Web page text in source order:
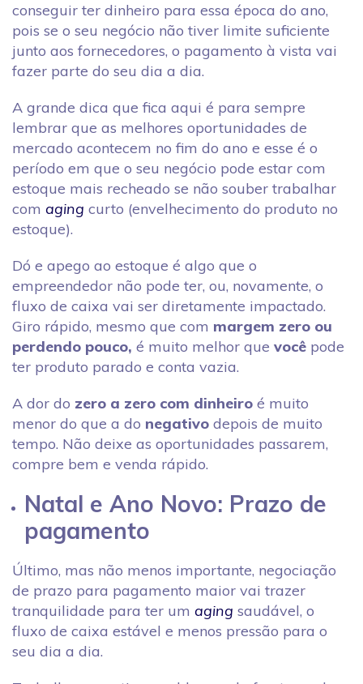
conseguir ter dinheiro para essa época do ano,
pois se o seu negócio não tiver limite suficiente
junto aos fornecedores, o pagamento à vista vai
fazer parte do seu dia a dia.
A grande dica que fica aqui é para sempre
lembrar que as melhores oportunidades de
mercado acontecem no fim do ano e esse é o
período em que o seu negócio pode estar com
estoque mais recheado se não souber trabalhar
com aging curto (envelhecimento do produto no
estoque).
Dó e apego ao estoque é algo que o
empreendedor não pode ter, ou, novamente, o
fluxo de caixa vai ser diretamente impactado.
Giro rápido, mesmo que com margem zero ou
perdendo pouco, é muito melhor que você pode
ter produto parado e conta vazia.
A dor do zero a zero com dinheiro é muito
menor do que a do negativo depois de muito
tempo. Não deixe as oportunidades passarem,
compre bem e venda rápido.
Natal e Ano Novo: Prazo de
pagamento
Último, mas não menos importante, negociação
de prazo para pagamento maior vai trazer
tranquilidade para ter um aging saudável, o
fluxo de caixa estável e menos pressão para o
seu dia a dia.